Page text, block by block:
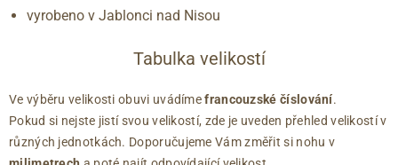
vyrobeno v Jablonci nad Nisou
Tabulka velikostí
Ve výběru velikosti obuvi uvádímefrancouzské číslování.
Pokud si nejste jistí svou velikostí, zde je uveden přehled velikostí v
různých jednotkách. Doporučujeme Vám změřit si nohu v